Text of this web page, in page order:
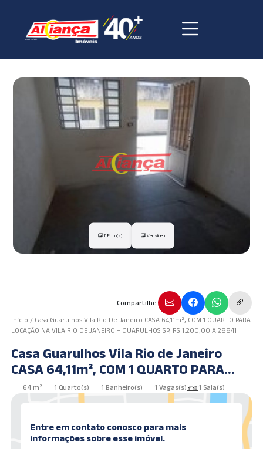
11 Foto(s) Ver vídeo
Compartilhe.
Início / Casa Guarulhos Vila Rio De Janeiro CASA 64,11m², COM 1 QUARTO PARA
LOCAÇÃO NA VILA RIO DE JANEIRO – GUARULHOS SP, R$ 1.200,00 AI28841
Casa Guarulhos Vila Rio de Janeiro
CASA 64,11m², COM 1 QUARTO PARA
LOCAÇÃO NA VILA RIO DE JANEIRO –
GUARULHOS SP, R$ 1.200,00 AI28841
64 m² 1 Quarto(s) 1 Banheiro(s) 1 Vagas(s) 1 Sala(s)
Entre em contato conosco para mais
informações sobre esse imóvel.